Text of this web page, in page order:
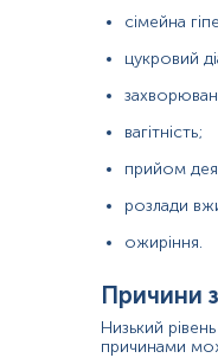
онкологічні
Показання до
сімейна
цукровий
вагітність;
прийом
розлади
ожиріння.
Причини
Низький
причинами